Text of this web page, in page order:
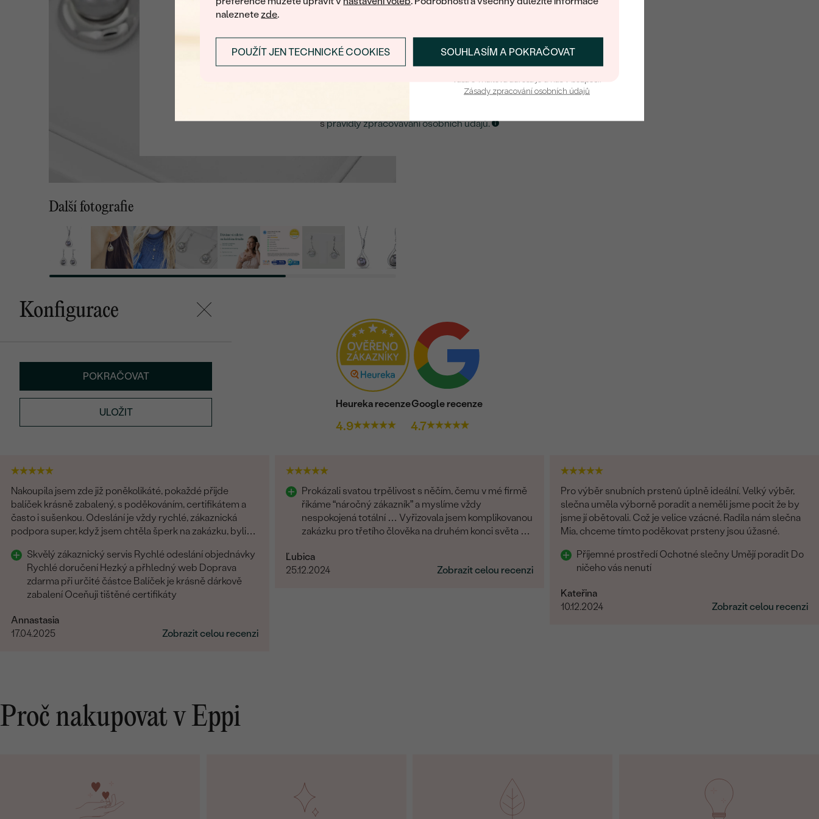
naleznetezde.
SOUHLASÍM A POKRAČOVAT
POUŽÍT JEN TECHNICKÉ COOKIES
Další fotografie
LESK:
Konfigurace
POKRAČOVAT
ULOŽIT
Heureka recenze
4.9
Google recenze
4.7
Nakoupila jsem zde již poněkolikáté, pokaždé přijde
balíček krásně zabalený, s poděkováním, certifikátem a
často i sušenkou. Odeslání je vždy rychlé, zákaznická
podpora super, když jsem chtěla šperk na zakázku, byli
Skvělý zákaznický servis Rychlé odeslání objednávky
Rychlé doručení Hezký a přhledný web Doprava
zdarma při určité částce Balíček je krásně dárkově
zabalení Oceňuji tištěné certifikáty
Annastasia
17.04.2025
Zobrazit celou recenzi
Prokázali svatou trpělivost s něčím, čemu v mé firmě
říkáme “náročný zákazník” a myslíme vždy
nespokojená totální … Vyřizovala jsem komplikovanou
zakázku pro třetího člověka na druhém konci světa a
Ľubica
25.12.2024
Zobrazit celou recenzi
Pro výběr snubních prstenů úplně ideální. Velký výběr,
slečna uměla výborně poradit a neměli jsme pocit že by
jsme jí obětovali. Což je velice vzácné. Radila nám slečna
Mia, chceme tímto poděkovat prsteny jsou úžasné.
Příjemné prostředí Ochotné slečny Umějí poradit Do
ničeho vás nenutí
Kateřina
10.12.2024
Zobrazit celou recenzi
Proč nakupovat v Eppi
ZASLAT UPOZORNĚNÍ NA TENTO
spravidly zpracovávání osobních údajů.
PŘIHLÁSIT SE A ZÍSKAT SLEVU
Zásady zpracování osobních údajů